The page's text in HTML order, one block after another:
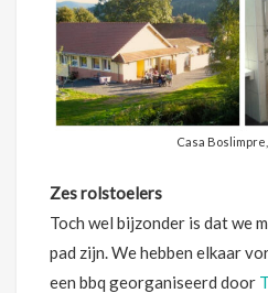
Casa
Zes rolstoelers
Toch wel bijzonder is dat we
pad zijn. We hebben elkaar
een bbq georganiseerd door